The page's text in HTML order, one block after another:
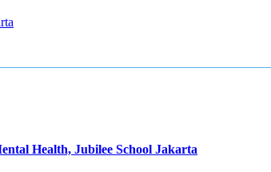
Health, Jubilee School Jakarta